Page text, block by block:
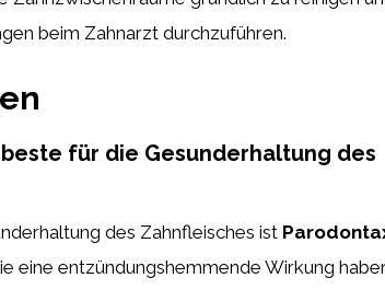
beim Zahnarzt durchzuführen.
für die Gesunderhaltung des
des Zahnfleisches ist
eine entzündungshemmende Wirkung